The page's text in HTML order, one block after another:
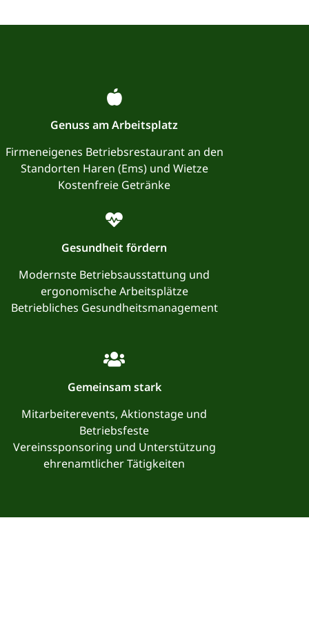
Genuss am Arbeitsplatz
Firmeneigenes Betriebsrestaurant an den
Standorten Haren (Ems) und Wietze
Kostenfreie Getränke
Gesundheit fördern
Modernste Betriebsausstattung und
ergonomische Arbeitsplätze
Betriebliches Gesundheitsmanagement
Gemeinsam stark
Mitarbeiterevents, Aktionstage und
Betriebsfeste
Vereinssponsoring und Unterstützung
ehrenamtlicher Tätigkeiten